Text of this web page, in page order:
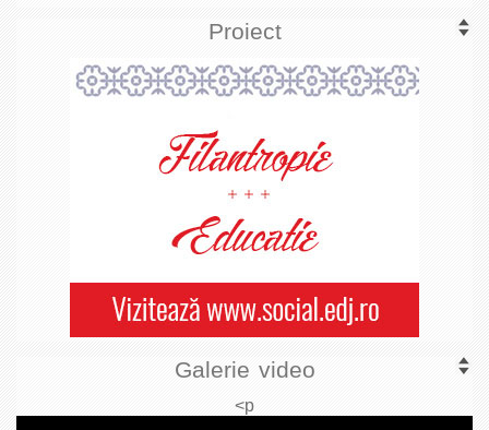
Proiect
Galerie video
<p